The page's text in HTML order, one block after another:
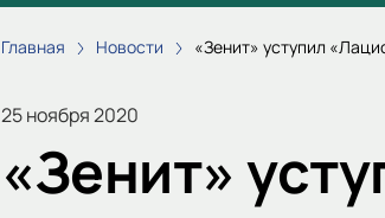
Главная Новости «Зенит» уступил
25 ноября 2020
«Зенит»